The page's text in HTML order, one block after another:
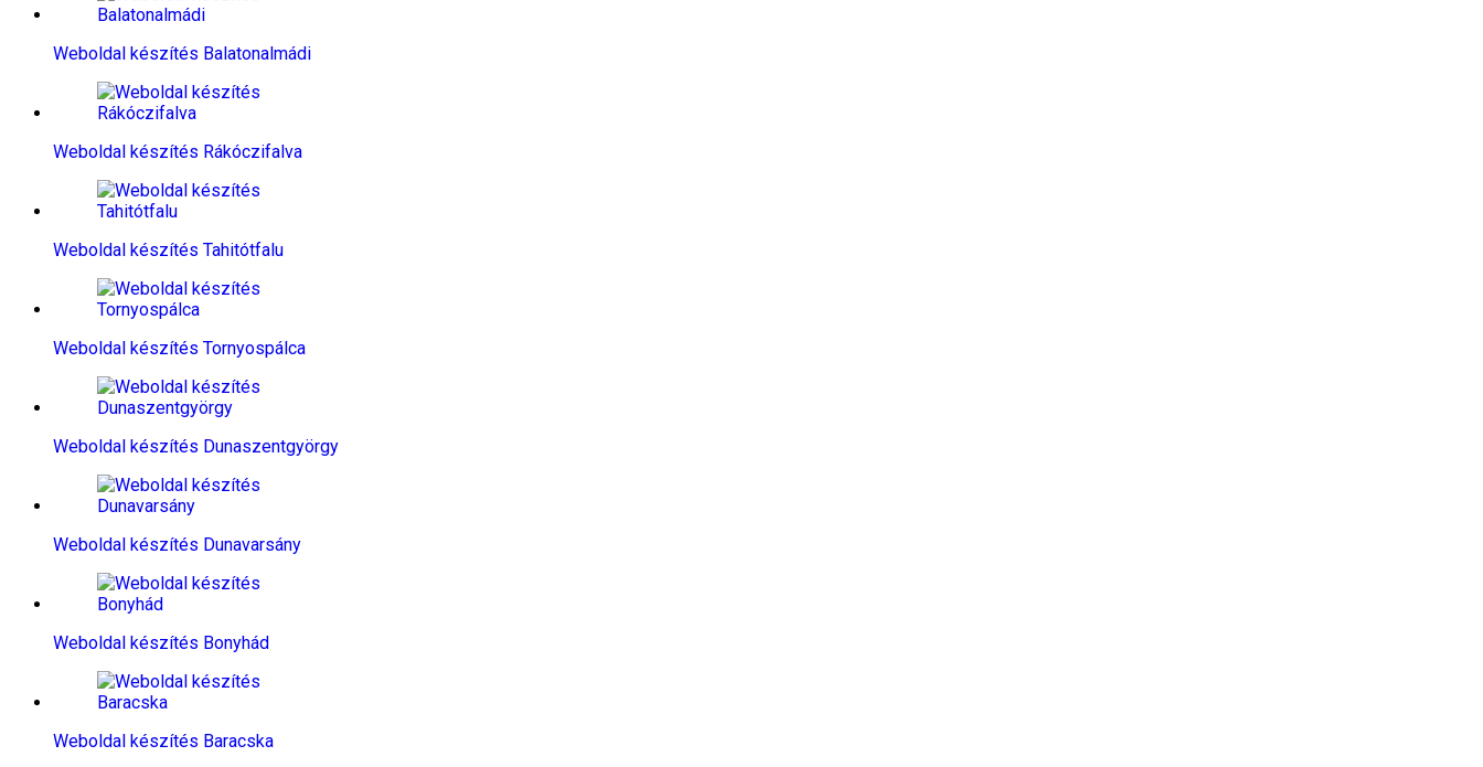
Weboldal készítés​ Balatonalmádi
Weboldal készítés​ Rákóczifalva
Weboldal készítés​ Tahitótfalu
Weboldal készítés​ Tornyospálca
Weboldal készítés​ Dunaszentgyörgy
Weboldal készítés​ Dunavarsány
Weboldal készítés​ Bonyhád
Weboldal készítés​ Baracska